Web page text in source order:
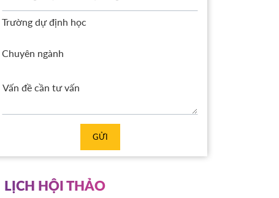
Trường dự định học
Chuyên ngành
GỬI
LỊCH HỘI THẢO